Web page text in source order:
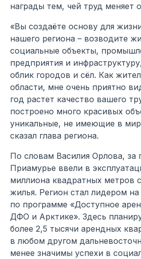
награды тем, чей труд меняет
«Вы создаёте основу для
нашего региона – возводите
социальные объекты,
предприятия и
облик городов и сёл. Как
области, мне очень приятно
год растет качество вашего
построено много красивых
уникальные, не имеющие в
сказал глава региона.
По словам Василия Орлова, за
Приамурье ввели в
миллиона квадратных метров
жилья. Регион стал лидером
по программе «Доступное
ДФО и Арктике». Здесь
более 2,5 тысячи арендных
в любом другом
менее значимы успехи в